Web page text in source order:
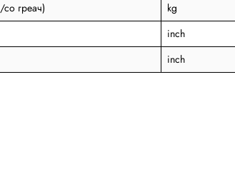
со греач)
kg
inch
inch